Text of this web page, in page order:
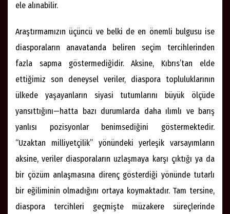
ele alınabilir.
Araştırmamızın üçüncü ve belki de en önemli bulgusu ise
diasporaların anavatanda beliren seçim tercihlerinden
fazla sapma göstermediğidir. Aksine, Kıbrıs’tan elde
ettiğimiz son deneysel veriler, diaspora topluluklarının
ülkede yaşayanların siyasi tutumlarını büyük ölçüde
yansıttığını—hatta bazı durumlarda daha ılımlı ve barış
yanlısı pozisyonlar benimsediğini göstermektedir.
“Uzaktan milliyetçilik” yönündeki yerleşik varsayımların
aksine, veriler diasporaların uzlaşmaya karşı çıktığı ya da
bir çözüm anlaşmasına direnç gösterdiği yönünde tutarlı
bir eğiliminin olmadığını ortaya koymaktadır. Tam tersine,
diaspora tercihleri geçmişte müzakere süreçlerinde